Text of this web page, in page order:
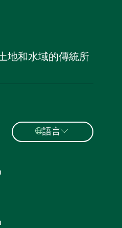
地和水域的傳統所
語言